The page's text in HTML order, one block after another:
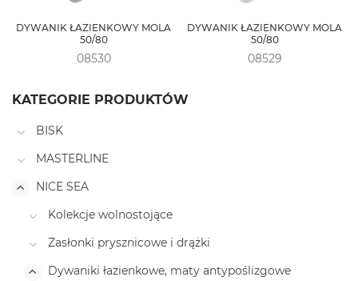
DYWANIK ŁAZIENKOWY MOLA
50/80
08530
DYWANIK ŁAZIENKOWY MOLA
50/80
08529
KATEGORIE PRODUKTÓW
BISK
MASTERLINE
NICE SEA
Kolekcje wolnostojące
Zasłonki prysznicowe i drążki
Dywaniki łazienkowe, maty antypoślizgowe